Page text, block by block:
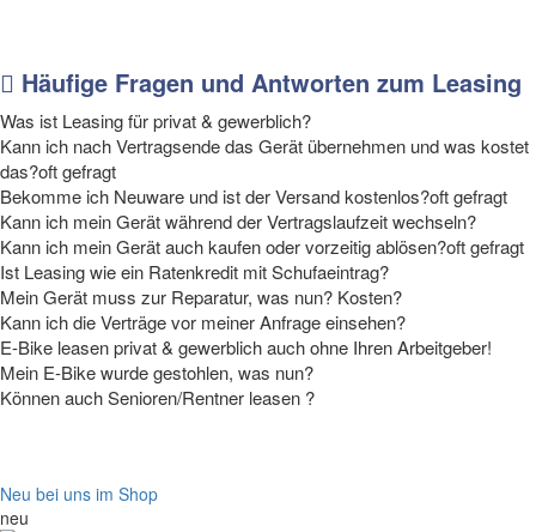
Häufige Fragen und Antworten zum Leasing
Was ist Leasing für privat & gewerblich?
Kann ich nach Vertragsende das Gerät übernehmen und was kostet
das?oft gefragt
Bekomme ich Neuware und ist der Versand kostenlos?oft gefragt
Kann ich mein Gerät während der Vertragslaufzeit wechseln?
Kann ich mein Gerät auch kaufen oder vorzeitig ablösen?oft gefragt
Ist Leasing wie ein Ratenkredit mit Schufaeintrag?
Mein Gerät muss zur Reparatur, was nun? Kosten?
Kann ich die Verträge vor meiner Anfrage einsehen?
E-Bike leasen privat & gewerblich auch ohne Ihren Arbeitgeber!
Mein E-Bike wurde gestohlen, was nun?
Können auch Senioren/Rentner leasen ?
Neu bei uns im Shop
neu